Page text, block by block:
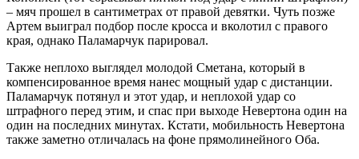
– мяч прошел в сантиметрах от правой девятки. Чуть позже
Артем выиграл подбор после кросса и вколотил с правого
края, однако Паламарчук парировал.
Также неплохо выглядел молодой Сметана, который в
компенсированное время нанес мощный удар с дистанции.
Паламарчук потянул и этот удар, и неплохой удар со
штрафного перед этим, и спас при выходе Невертона один на
один на последних минутах. Кстати, мобильность Невертона
также заметно отличалась на фоне прямолинейного Оба.